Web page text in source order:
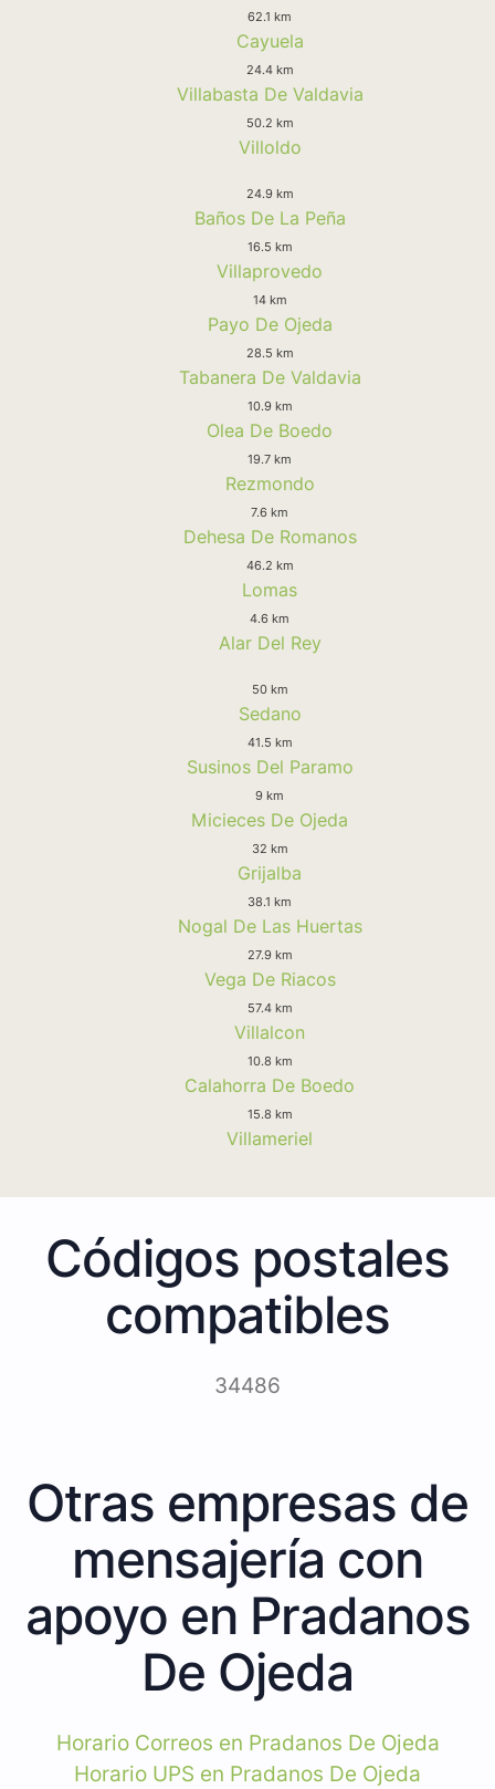
62.1 km
Cayuela
24.4 km
Villabasta De Valdavia
50.2 km
Villoldo
24.9 km
Baños De La Peña
16.5 km
Villaprovedo
14 km
Payo De Ojeda
28.5 km
Tabanera De Valdavia
10.9 km
Olea De Boedo
19.7 km
Rezmondo
7.6 km
Dehesa De Romanos
46.2 km
Lomas
4.6 km
Alar Del Rey
50 km
Sedano
41.5 km
Susinos Del Paramo
9 km
Micieces De Ojeda
32 km
Grijalba
38.1 km
Nogal De Las Huertas
27.9 km
Vega De Riacos
57.4 km
Villalcon
10.8 km
Calahorra De Boedo
15.8 km
Villameriel
Códigos postales
compatibles
34486
Otras empresas de
mensajería con
apoyo en Pradanos
De Ojeda
Horario Correos en Pradanos De Ojeda
Horario UPS en Pradanos De Ojeda